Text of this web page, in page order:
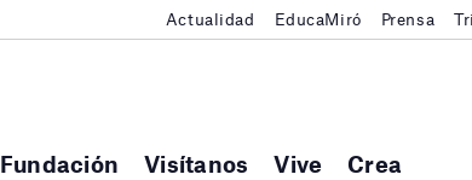
Fundación Visítanos Vive Crea
Actualidad EducaMiró Prensa